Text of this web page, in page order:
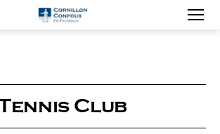
Ville
en
Provence
Club